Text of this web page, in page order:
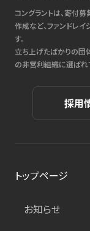
コングラントは、寄付
作成など、ファンドレ
す。
立ち上げたばかりの団
の非営利組織に選ばれ
採用
トップページ
お知らせ